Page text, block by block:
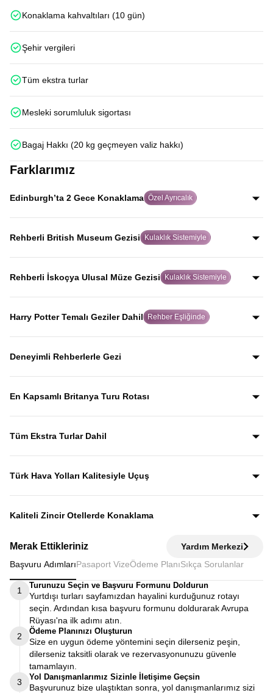
Konaklama kahvaltıları (10 gün)
Şehir vergileri
Tüm ekstra turlar
Mesleki sorumluluk sigortası
Bagaj Hakkı (20 kg geçmeyen valiz hakkı)
Farklarımız
Edinburgh’ta 2 Gece Konaklama Özel Ayrıcalık
Birçok turda hızlıca geçilen Edinburgh’ta iki gece
konaklayarak şehri aceleye getirmeden, İskoç ruhunu
gerçekten hissederek keşfedersiniz.
Rehberli British Museum Gezisi Kulaklık Sistemiyle
Alanında uzman rehber eşliğinde ve kulaklık sistemiyle
yapılan bu özel gezide, birçok turda yer almayan British
Museum’u eserlerin hikayelerini dinleyerek gezersiniz.
Rehberli İskoçya Ulusal Müze Gezisi Kulaklık Sistemiyle
Uzman rehber anlatımı ve kulaklık sistemiyle, dünyaca
ünlü kopya koyun Dolly dahil olmak üzere İskoçya’nın
bilim ve tarih mirasını net şekilde keşfedersiniz.
Harry Potter Temalı Geziler Dahil Rehber Eşliğinde
Harry Potter’a ilham veren Elephant House Cafe,
Greyfriars Kirkyard ve Oxford Üniversitesi binalarını
Deneyimli Rehberlerle Gezi
Yıllardır bu tur rotasını birebir uygulayan ve deneyimleyen
rehberler eşliğinde gezerek; şehirleri sadece görmekle
En Kapsamlı Britanya Turu Rotası
İngiltere, İskoçya, Galler ve Kuzey İrlanda’yı tek turda
kapsayan bu özenle planlanmış rota, “orayı da görebilir
Tüm Ekstra Turlar Dahil
Yola çıktığınızda sürpriz ödemelerle karşılaşmazsınız.
Ekstra tur ücreti alınmaz; programda yer alan tüm geziler
Türk Hava Yolları Kalitesiyle Uçuş
Dünyanın en iyi havayollarından biri olan Türk Hava
Yolları’nın konforu ve hizmet kalitesiyle seyahat edersiniz.
Kaliteli Zincir Otellerde Konaklama
kalınırken, Avrupa Rüyası’nda merkeze yakın kaliteli zincir
otellerde konaklayarak zamanınızı verimli kullanırsınız.
Merak Ettikleriniz
Yardım Merkezi
Başvuru AdımlarıPasaport VizeÖdeme Planı Sıkça Sorulanlar
1
Turunuzu Seçin ve Başvuru Formunu Doldurun
Yurtdışı turları sayfamızdan hayalini kurduğunuz rotayı
seçin. Ardından kısa başvuru formunu doldurarak Avrupa
Rüyası'na ilk adımı atın.
2
Ödeme Planınızı Oluşturun
Size en uygun ödeme yöntemini seçin dilerseniz peşin,
dilerseniz taksitli olarak ve rezervasyonunuzu güvenle
tamamlayın.
3
Yol Danışmanlarımız Sizinle İletişime Geçsin
Başvurunuz bize ulaştıktan sonra, yol danışmanlarımız sizi